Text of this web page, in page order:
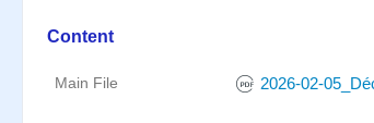
Content
Main File 2026-02-